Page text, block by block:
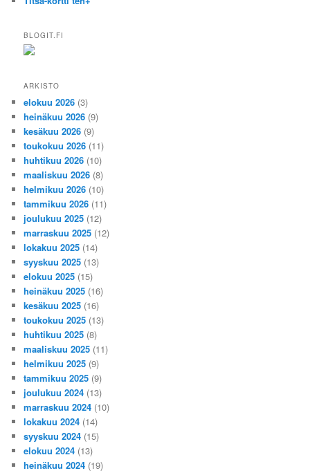
BLOGIT.FI
ARKISTO
elokuu 2026 (3)
heinäkuu 2026 (9)
kesäkuu 2026 (9)
toukokuu 2026 (11)
huhtikuu 2026 (10)
maaliskuu 2026 (8)
helmikuu 2026 (10)
tammikuu 2026 (11)
joulukuu 2025 (12)
marraskuu 2025 (12)
lokakuu 2025 (14)
syyskuu 2025 (13)
elokuu 2025 (15)
heinäkuu 2025 (16)
kesäkuu 2025 (16)
toukokuu 2025 (13)
huhtikuu 2025 (8)
maaliskuu 2025 (11)
helmikuu 2025 (9)
tammikuu 2025 (9)
joulukuu 2024 (13)
marraskuu 2024 (10)
lokakuu 2024 (14)
syyskuu 2024 (15)
elokuu 2024 (13)
heinäkuu 2024 (19)